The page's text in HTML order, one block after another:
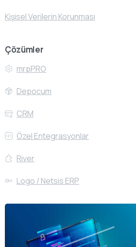
Kişisel Verilerin Korunması
Çözümler
mrpPRO
Depocum
CRM
Özel Entegrasyonlar
River
Logo / Netsis ERP